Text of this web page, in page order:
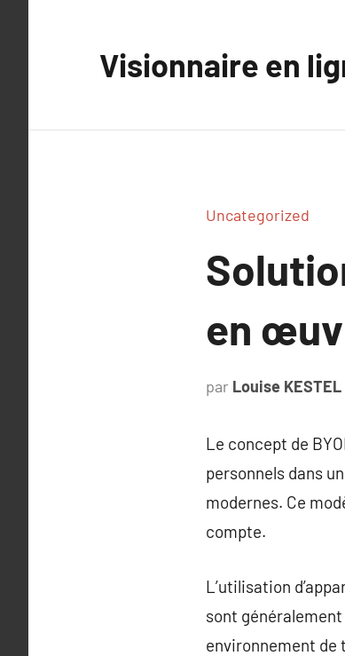
Visionnaire en
Uncategorized
en
par Louise KESTEL
Le concept de
personnels dans
modernes. Ce
compte.
L’utilisation
sont
environnement de